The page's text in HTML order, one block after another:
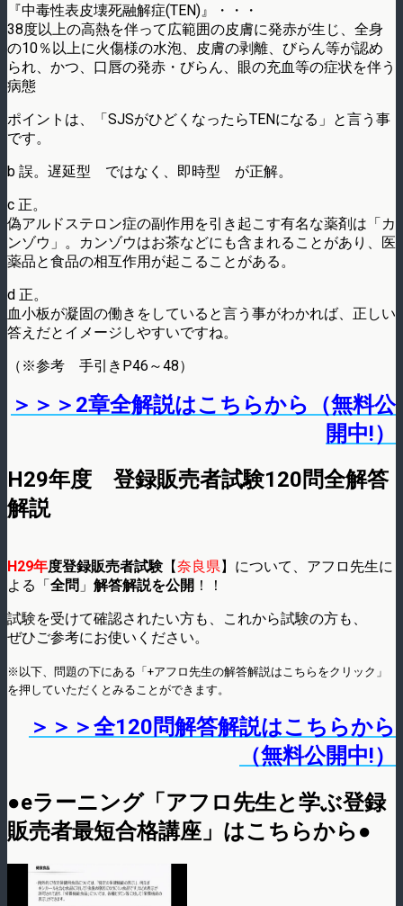
『中毒性表皮壊死融解症(TEN)』・・・
38度以上の高熱を伴って広範囲の皮膚に発赤が生じ、全身
の10％以上に火傷様の水泡、皮膚の剥離、びらん等が認め
られ、かつ、口唇の発赤・びらん、眼の充血等の症状を伴う
病態
ポイントは、「SJSがひどくなったらTENになる」と言う事
です。
b 誤。遅延型 ではなく、即時型 が正解。
c 正。
偽アルドステロン症の副作用を引き起こす有名な薬剤は「カ
ンゾウ」。カンゾウはお茶などにも含まれることがあり、医
薬品と食品の相互作用が起こることがある。
d 正。
血小板が凝固の働きをしていると言う事がわかれば、正しい
答えだとイメージしやすいですね。
（※参考 手引きP46～48）
＞＞＞2章全解説はこちらから（無料公
開中!）
H29年度 登録販売者試験120問全解答
解説
H29年度登録販売者試験【奈良県】について、アフロ先生に
よる「 全問 」 解答解説を公開 ！！
試験を受けて確認されたい方も、これから試験の方も、
ぜひご参考にお使いください。
※以下、問題の下にある「+アフロ先生の解答解説はこちらをクリック」
を押していただくとみることができます。
＞＞＞全120問解答解説はこちらから
（無料公開中!）
●eラーニング「アフロ先生と学ぶ登録
販売者最短合格講座」はこちらから●